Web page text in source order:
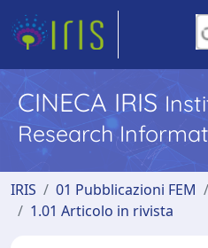
CINECA IRIS
Research
IRIS 01 Pubblicazioni FEM
1.01 Articolo in rivista